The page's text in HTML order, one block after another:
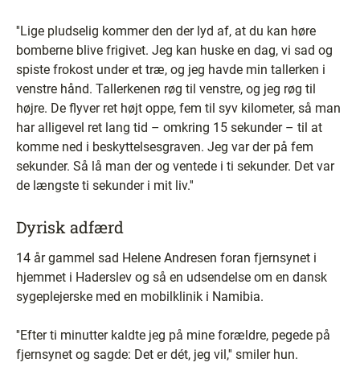
''Lige pludselig kommer den der lyd af, at du kan høre
bomberne blive frigivet. Jeg kan huske en dag, vi sad og
spiste frokost under et træ, og jeg havde min tallerken i
venstre hånd. Tallerkenen røg til venstre, og jeg røg til
højre. De flyver ret højt oppe, fem til syv kilometer, så man
har alligevel ret lang tid – omkring 15 sekunder – til at
komme ned i beskyttelsesgraven. Jeg var der på fem
sekunder. Så lå man der og ventede i ti sekunder. Det var
de længste ti sekunder i mit liv.''
Dyrisk adfærd
14 år gammel sad Helene Andresen foran fjernsynet i
hjemmet i Haderslev og så en udsendelse om en dansk
sygeplejerske med en mobilklinik i Namibia.
''Efter ti minutter kaldte jeg på mine forældre, pegede på
fjernsynet og sagde: Det er dét, jeg vil,'' smiler hun.